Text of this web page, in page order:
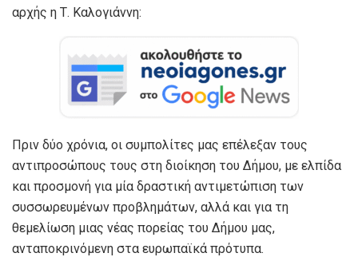
αρχής η Τ. Καλογιάννη:
Πριν δύο χρόνια, οι συμπολίτες μας επέλεξαν τους
αντιπροσώπους τους στη διοίκηση του Δήμου, με ελπίδα
και προσμονή για μία δραστική αντιμετώπιση των
συσσωρευμένων προβλημάτων, αλλά και για τη
θεμελίωση μιας νέας πορείας του Δήμου μας,
ανταποκρινόμενη στα ευρωπαϊκά πρότυπα.